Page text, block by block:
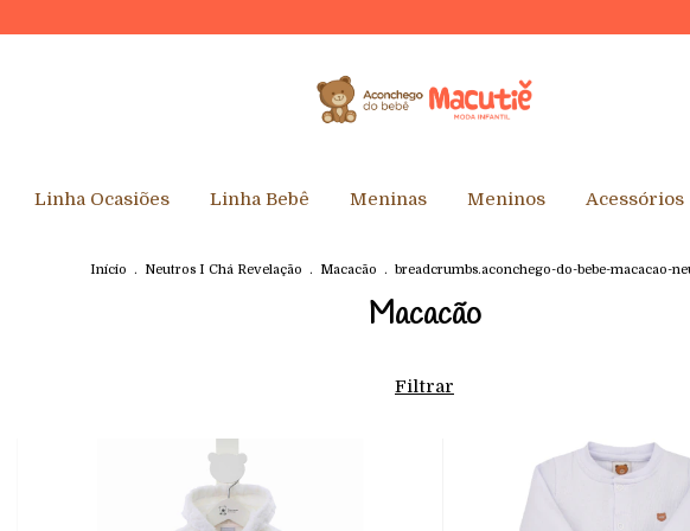
Linha Ocasiões Linha Bebê Meninas Meninos Acessórios
Início . Neutros I Chá Revelação . Macacão . breadcrumbs.aconchego-do-bebe-macacao-
Macacão
Filtrar